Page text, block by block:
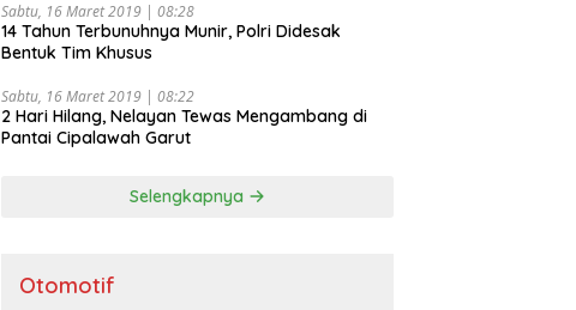
Sabtu, 16 Maret 2019 | 08:28
14 Tahun Terbunuhnya Munir, Polri Didesak
Bentuk Tim Khusus
Sabtu, 16 Maret 2019 | 08:22
2 Hari Hilang, Nelayan Tewas Mengambang di
Pantai Cipalawah Garut
Selengkapnya
Otomotif